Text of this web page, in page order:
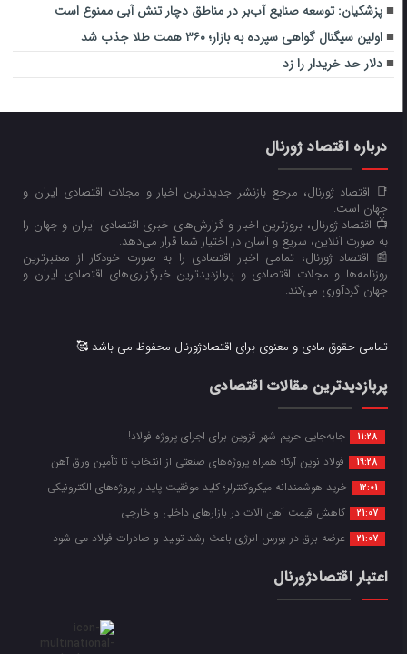
پزشکیان: توسعه صنایع آب‌بر در مناطق دچار تنش آبی ممنوع است
اولین سیگنال گواهی سپرده به بازار؛ ۳۶۰ همت طلا جذب شد
دلار حد خریدار را زد
درباره اقتصاد ژورنال
📑 اقتصاد ژورنال، مرجع بازنشر جدیدترین اخبار و مجلات اقتصادی ایران و
جهان است.
📺 اقتصاد ژورنال، بروزترین اخبار و گزارش‌های خبری اقتصادی ایران و جهان را
به صورت آنلاین، سریع و آسان در اختیار شما قرار می‌‌دهد.
📰 اقتصاد ژورنال، تمامی اخبار اقتصادی را به صورت خودکار از معتبرترین
روزنامه‌ها و مجلات اقتصادی و پربازدیدترین خبرگزاری‌های اقتصادی ایران و
جهان گردآوری می‌کند.
تمامی حقوق مادی و معنوی برای اقتصادژورنال محفوظ می باشد 🥰
پربازدیدترین مقالات اقتصادی
11:28 جابه‌جایی حریم شهر قزوین برای اجرای پروژه فولاد!
19:28 فولاد نوین آرکا؛ همراه پروژه‌های صنعتی از انتخاب تا تأمین ورق آهن
12:01 خرید هوشمندانه میکروکنترلر؛ کلید موفقیت پایدار پروژه‌های الکترونیکی
21:07 کاهش قیمت آهن آلات در بازارهای داخلی و خارجی
21:07 عرضه برق در بورس انرژی باعث رشد تولید و صادرات فولاد می شود
اعتبار اقتصادژورنال